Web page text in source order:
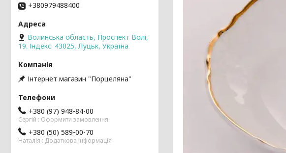
+380979488400
Волинська область, Проспект Волі,
19. Індекс: 43025, Луцьк, Україна
Інтернет магазин "Порцеляна"
+380 (97) 948-84-00
Cергій : Оформити замовлення
+380 (50) 589-00-70
Наталія : Додаткова інформація